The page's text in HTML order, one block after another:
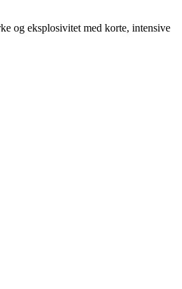
og eksplosivitet med korte, intensive